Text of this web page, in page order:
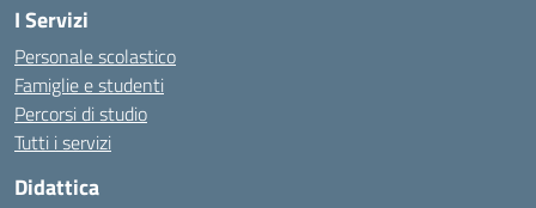
I Servizi
Personale scolastico
Famiglie e studenti
Percorsi di studio
Tutti i servizi
Didattica